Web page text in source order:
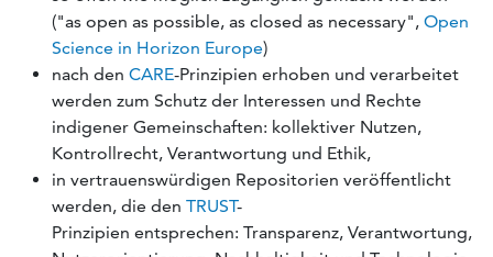
("as open as possible, as closed as necessary", Open
Science in Horizon Europe)
nach den CARE-Prinzipien erhoben und verarbeitet
werden zum Schutz der Interessen und Rechte
indigener Gemeinschaften: kollektiver Nutzen,
Kontrollrecht, Verantwortung und Ethik,
in vertrauenswürdigen Repositorien veröffentlicht
werden, die den TRUST-
Prinzipien entsprechen: Transparenz, Verantwortung,